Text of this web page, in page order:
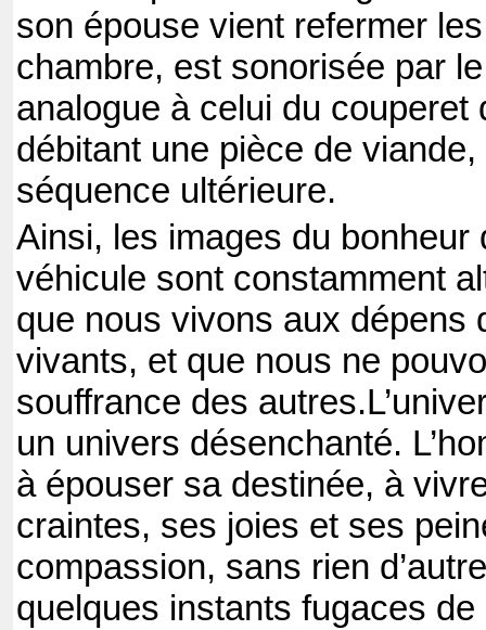
son épouse vient refermer
chambre, est sonorisée par
analogue à celui du couperet
débitant une pièce de
séquence ultérieure.
Ainsi, les images du bonheur
véhicule sont constamment
que nous vivons aux dépens
vivants, et que nous ne
souffrance des autres.
un univers désenchanté.
à épouser sa destinée, à
craintes, ses joies et ses
compassion, sans rien
quelques instants fugaces de